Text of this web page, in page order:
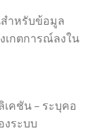
สำหรับข้อมูล
เกตการณ์ลงใน
คชัน – ระบุคอ
งระบบ